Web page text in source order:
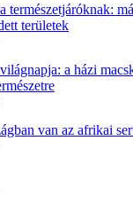
természetjáróknak:
területek
a házi
van az afrikai